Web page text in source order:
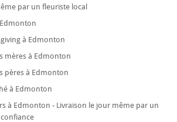
par un fleuriste local
à Edmonton
mères à Edmonton
pères à Edmonton
à Edmonton
à Edmonton - Livraison le jour même par un